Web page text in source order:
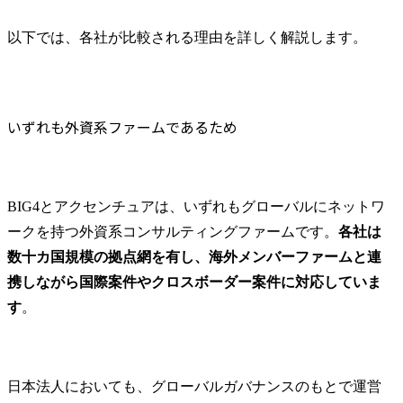
以下では、各社が比較される理由を詳しく解説します。
いずれも外資系ファームであるため
BIG4とアクセンチュアは、いずれもグローバルにネットワ
ークを持つ外資系コンサルティングファームです。 各社は
数十カ国規模の拠点網を有し、海外メンバーファームと連
携しながら国際案件やクロスボーダー案件に対応していま
す。
日本法人においても、グローバルガバナンスのもとで運営